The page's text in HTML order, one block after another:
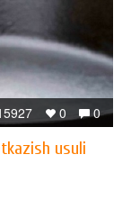
0
0
usuli